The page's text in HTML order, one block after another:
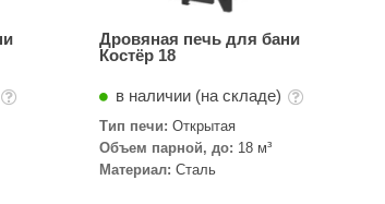
Дровяная печь для бани
Костёр 18
в наличии (на складе)
Тип печи: Открытая
Объем парной, до: 18 м³
Материал: Сталь